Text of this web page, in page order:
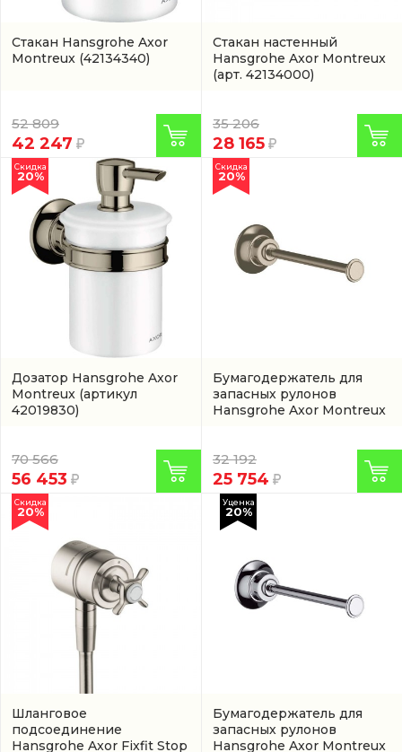
Стакан Hansgrohe Axor
Montreux (42134340)
52 809
42 247
Стакан настенный
Hansgrohe Axor Montreux
(арт. 42134000)
35 206
28 165
Дозатор Hansgrohe Axor
Montreux (артикул
42019830)
Скидка
20%
70 566
56 453
Бумагодержатель для
запасных рулонов
Hansgrohe Axor Montreux
Скидка
20%
32 192
25 754
Шланговое
подсоединение
Hansgrohe Axor Fixfit Stop
Скидка
20%
Бумагодержатель для
запасных рулонов
Hansgrohe Axor Montreux
Уценка
20%